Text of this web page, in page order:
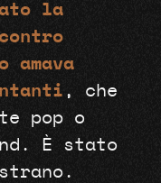
la
, che
pop o
È stato